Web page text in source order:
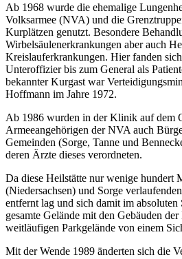
Ab 1968 wurde die ehemalige
Volksarmee (NVA) und die
Kurplätzen genutzt. Besondere
Wirbelsäulenerkrankungen aber auch
Kreislauferkrankungen. Hier fanden
Unteroffizier bis zum General als
bekannter Kurgast war
Hoffmann im Jahre 1972.
Ab 1986 wurden in der Klinik auf dem
Armeeangehörigen der NVA auch
Gemeinden (Sorge, Tanne und
deren Ärzte dieses verordneten.
Da diese Heilstätte nur wenige hundert
(Niedersachsen) und Sorge
entfernt lag und sich damit im absoluten
gesamte Gelände mit den Gebäuden
weitläufigen Parkgelände von einem
Mit der Wende 1989 änderten sich die